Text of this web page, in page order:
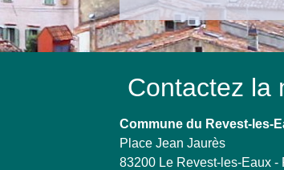
Contactez la
Commune du Revest-les-
Place Jean Jaurès
83200 Le Revest-les-Eaux -